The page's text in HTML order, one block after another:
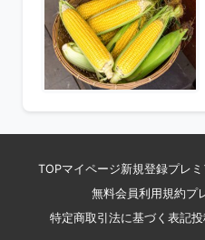
TOPマイページ新規登録プレ
無料会員利用規約プ
特定商取引法に基づく表記